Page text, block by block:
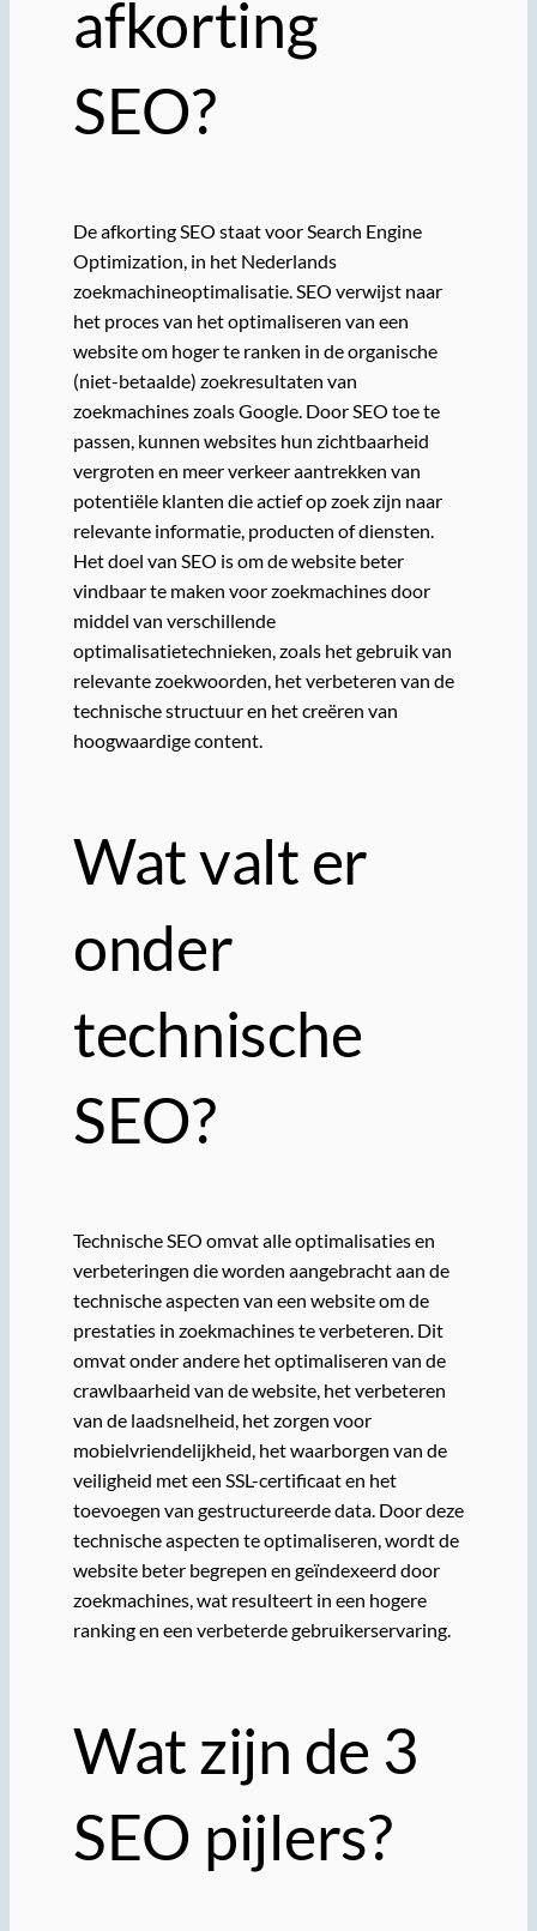
afkorting
SEO?
De afkorting SEO staat voor Search Engine
Optimization, in het Nederlands
zoekmachineoptimalisatie. SEO verwijst naar
het proces van het optimaliseren van een
website om hoger te ranken in de organische
(niet-betaalde) zoekresultaten van
zoekmachines zoals Google. Door SEO toe te
passen, kunnen websites hun zichtbaarheid
vergroten en meer verkeer aantrekken van
potentiële klanten die actief op zoek zijn naar
relevante informatie, producten of diensten.
Het doel van SEO is om de website beter
vindbaar te maken voor zoekmachines door
middel van verschillende
optimalisatietechnieken, zoals het gebruik van
relevante zoekwoorden, het verbeteren van de
technische structuur en het creëren van
hoogwaardige content.
Wat valt er
onder
technische
SEO?
Technische SEO omvat alle optimalisaties en
verbeteringen die worden aangebracht aan de
technische aspecten van een website om de
prestaties in zoekmachines te verbeteren. Dit
omvat onder andere het optimaliseren van de
crawlbaarheid van de website, het verbeteren
van de laadsnelheid, het zorgen voor
mobielvriendelijkheid, het waarborgen van de
veiligheid met een SSL-certificaat en het
toevoegen van gestructureerde data. Door deze
technische aspecten te optimaliseren, wordt de
website beter begrepen en geïndexeerd door
zoekmachines, wat resulteert in een hogere
ranking en een verbeterde gebruikerservaring.
Wat zijn de 3
SEO pijlers?